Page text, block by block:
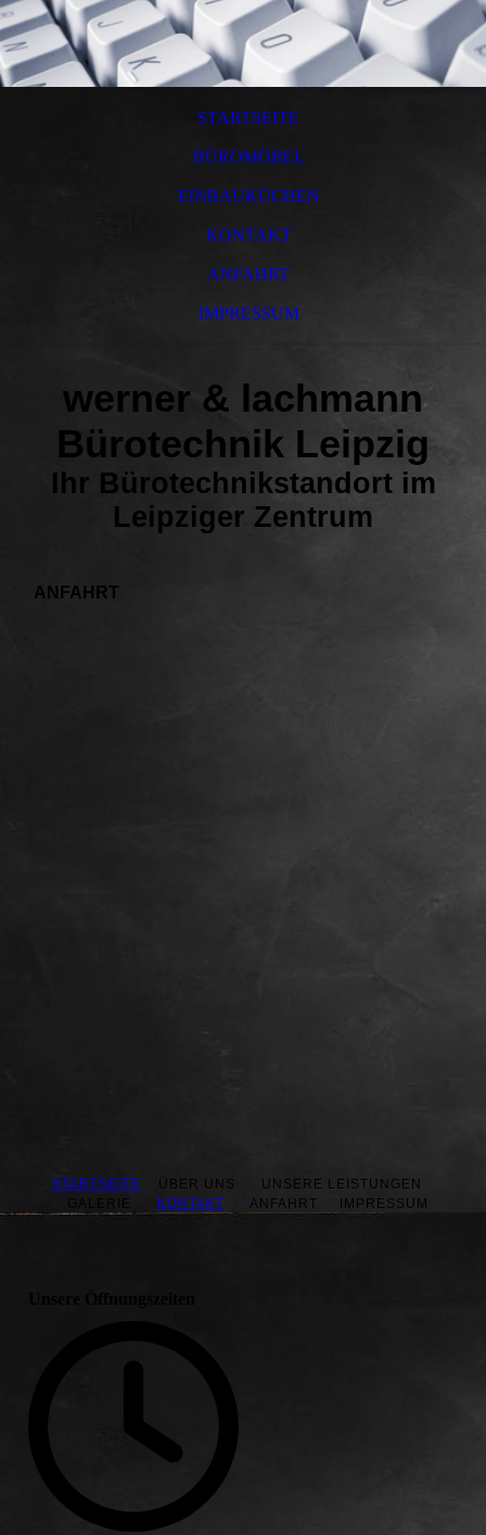
STARTSEITE
BÜROMÖBEL
EINBAUKÜCHEN
KONTAKT
ANFAHRT
IMPRESSUM
werner & lachmann
Bürotechnik Leipzig
Ihr Bürotechnikstandort im
Leipziger Zentrum
ANFAHRT
STARTSEITE ÜBER UNS UNSERE LEISTUNGEN
GALERIE
KONTAKT ANFAHRT IMPRESSUM